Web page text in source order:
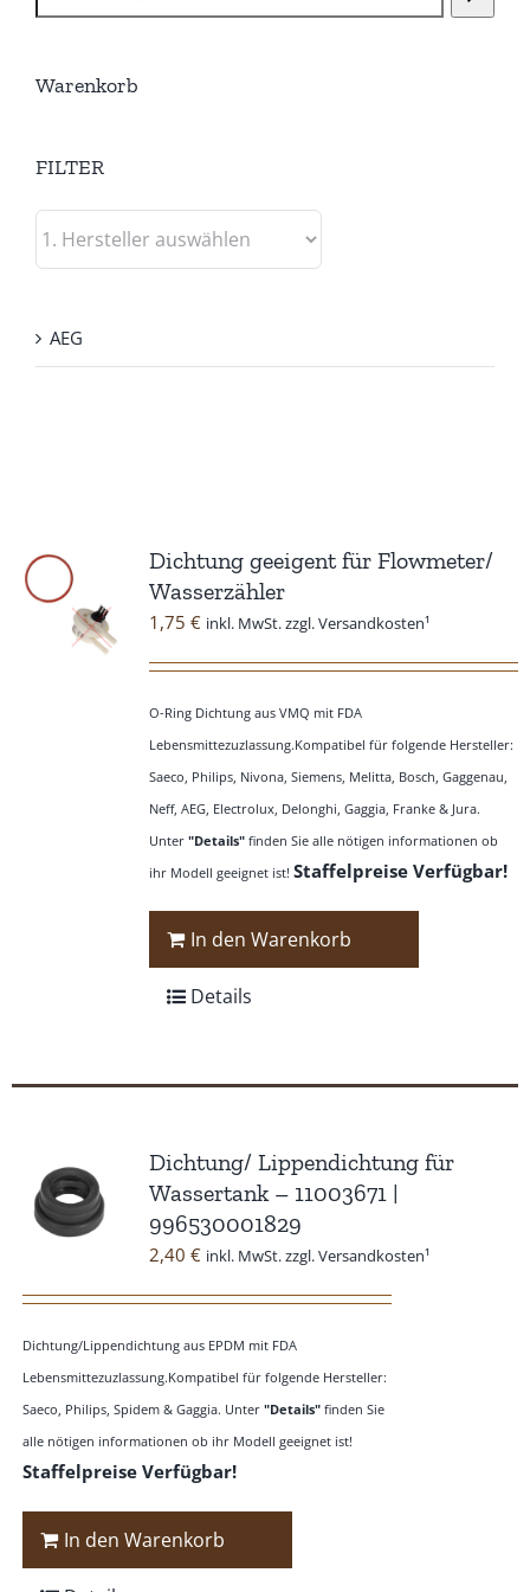
Dichtung geeigent für Flowmeter/
Wasserzähler
1,75 € inkl. MwSt. zzgl. Versandkosten¹
O-Ring Dichtung aus VMQ mit FDA
Lebensmittezuzlassung.Kompatibel für folgende Hersteller:
Saeco, Philips, Nivona, Siemens, Melitta, Bosch, Gaggenau,
Neff, AEG, Electrolux, Delonghi, Gaggia, Franke & Jura.
Unter "Details"finden Sie alle nötigen informationen ob
ihr Modell geeignet ist! Staffelpreise Verfügbar!
In den Warenkorb
Details
Dichtung/ Lippendichtung für
Wassertank – 11003671 |
996530001829
2,40 € inkl. MwSt. zzgl. Versandkosten¹
Dichtung/Lippendichtung aus EPDM mit FDA
Lebensmittezuzlassung.Kompatibel für folgende Hersteller:
Saeco, Philips, Spidem & Gaggia. Unter "Details"finden Sie
alle nötigen informationen ob ihr Modell geeignet ist!
Staffelpreise Verfügbar!
In den Warenkorb
Warenkorb
FILTER
AEG